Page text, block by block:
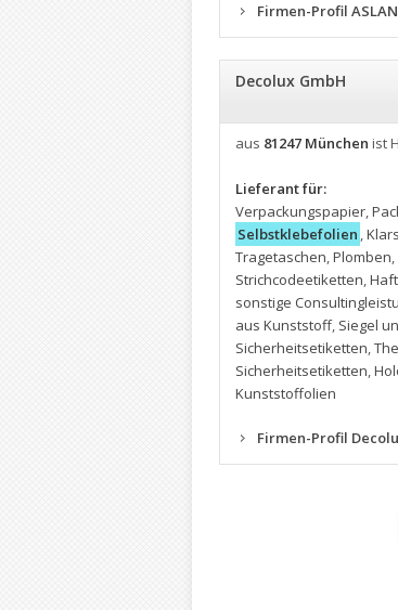
Firmen-Profil
Decolux GmbH
aus 81247 München ist
Lieferant für:
Verpackungspapier,
Selbstklebefolien ,
Tragetaschen,Plomben,
Strichcodeetiketten,
sonstige
aus Kunststoff, Siegel
Sicherheitsetiketten,
Sicherheitsetiketten,
Kunststoffolien
Firmen-Profil